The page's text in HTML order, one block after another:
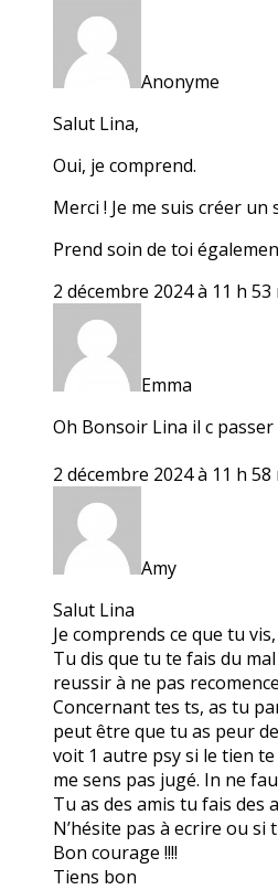
Anonyme
Salut Lina,
Oui, je comprend.
Merci ! Je me suis créer
Prend soin de toi
2 décembre 2024 à 11 h 53
Emma
Oh Bonsoir Lina il c
2 décembre 2024 à 11 h 58
Amy
Salut Lina
Je comprends ce que tu
Tu dis que tu te fais du
reussir à ne pas
Concernant tes ts, as tu
peut être que tu as peur
voit 1 autre psy si le tien
me sens pas jugé. In ne
Tu as des amis tu fais des
N’hésite pas à ecrire ou
Bon courage !!!!
Tiens bon